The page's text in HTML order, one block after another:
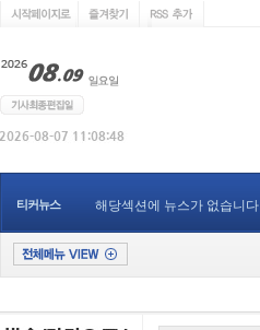
티커뉴스 해당섹션에 뉴스가 없습니다